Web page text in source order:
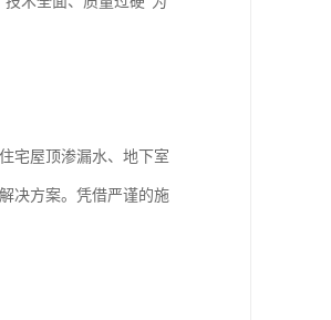
宅屋顶渗漏水、地下室
决方案。凭借严谨的施